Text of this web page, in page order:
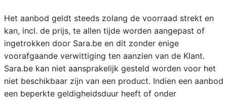
Het aanbod geldt steeds zolang de voorraad strekt en
kan, incl. de prijs, te allen tijde worden aangepast of
ingetrokken door Sara.be en dit zonder enige
voorafgaande verwittiging ten aanzien van de Klant.
Sara.be kan niet aansprakelijk gesteld worden voor het
niet beschikbaar zijn van een product. Indien een aanbod
een beperkte geldigheidsduur heeft of onder